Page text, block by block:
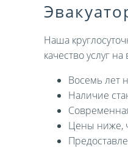
Наша
качество услуг
Восемь лет
Наличие
Цены ниже,